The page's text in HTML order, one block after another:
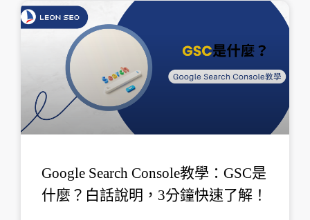
Google Search Console教學：GSC是
什麼？白話說明，3分鐘快速了解！